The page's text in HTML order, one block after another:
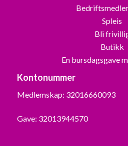
Spleis
Bli
Butikk
En bursdagsgave
Kontonummer
Medlemskap: 32016660093
Gave: 32013944570